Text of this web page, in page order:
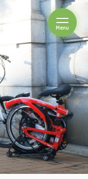
Menuを開閉